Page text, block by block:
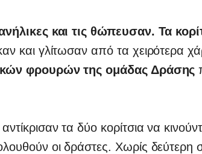
και τις θώπευσαν. Τα
και γλίτωσαν από τα χειρότερα
φρουρών της ομάδας Δράσης
αντίκρισαν τα δύο κορίτσια να
οι δράστες. Χωρίς δεύτερη